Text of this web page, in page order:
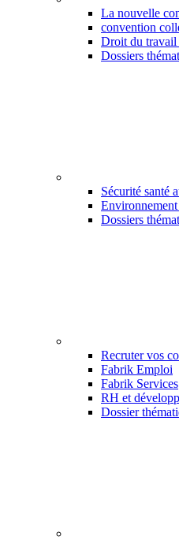
La nouvelle
convention
Droit du travail
Dossiers
Sécurité santé
Dossiers
Recruter vos
Fabrik Emploi
Fabrik Services
RH et
Dossier